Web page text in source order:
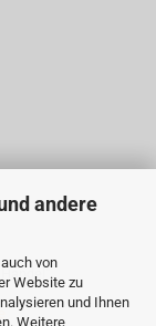
andere
von
Website zu
und Ihnen
Weitere